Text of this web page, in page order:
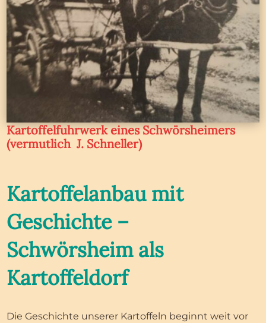
Kartoffelfuhrwerk eines Schwörsheimers
(vermutlich J. Schneller)
Kartoffelanbau mit
Geschichte –
Schwörsheim als
Kartoffeldorf
Die Geschichte unserer Kartoffeln beginnt weit vor